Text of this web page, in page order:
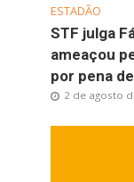
ESTADÃO
STF julga
ameaçou
por pena
2 de agosto